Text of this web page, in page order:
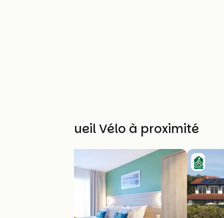
Autres Accueil Vélo à proximité